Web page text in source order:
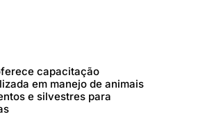
capacitação
em manejo de animais
e silvestres para